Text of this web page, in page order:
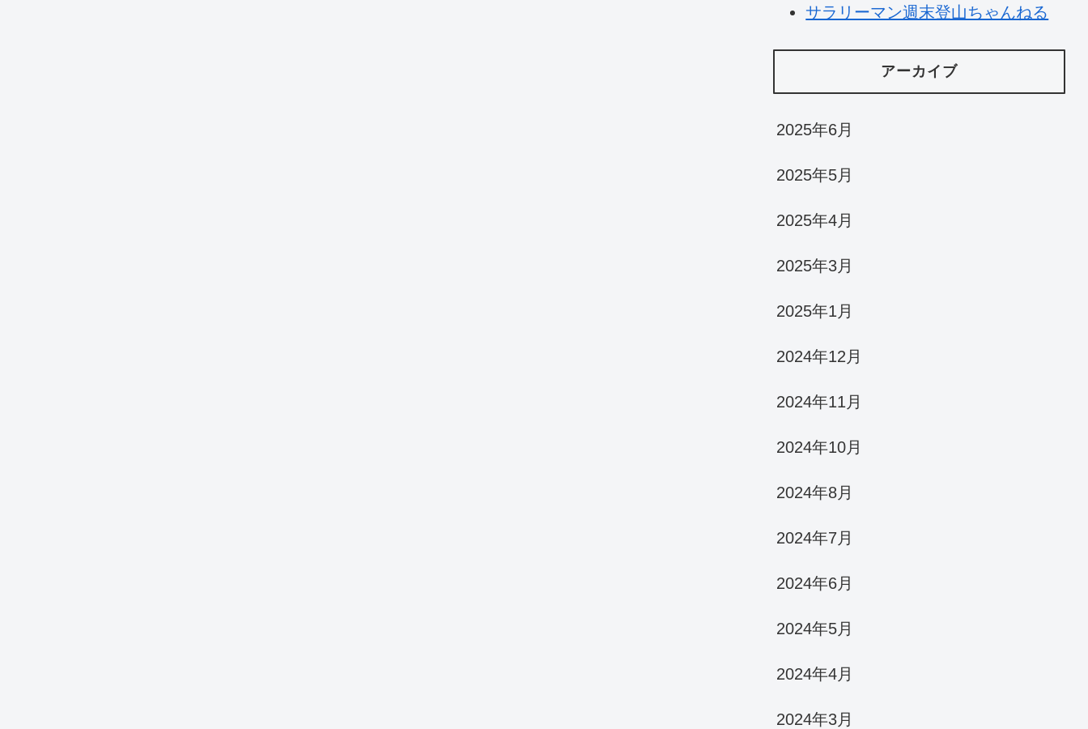
サラリーマン週末登山ちゃんねる
アーカイブ
2025年6月
2025年5月
2025年4月
2025年3月
2025年1月
2024年12月
2024年11月
2024年10月
2024年8月
2024年7月
2024年6月
2024年5月
2024年4月
2024年3月